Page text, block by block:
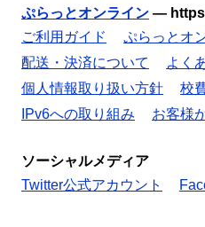
ぷらっとオンライン —
ご利用ガイド
ぷらっとオ
配送・決済について
よく
個人情報取り扱い方針
校
IPv6への取り組み
お客様
ソーシャルメディア
Twitter公式アカウント